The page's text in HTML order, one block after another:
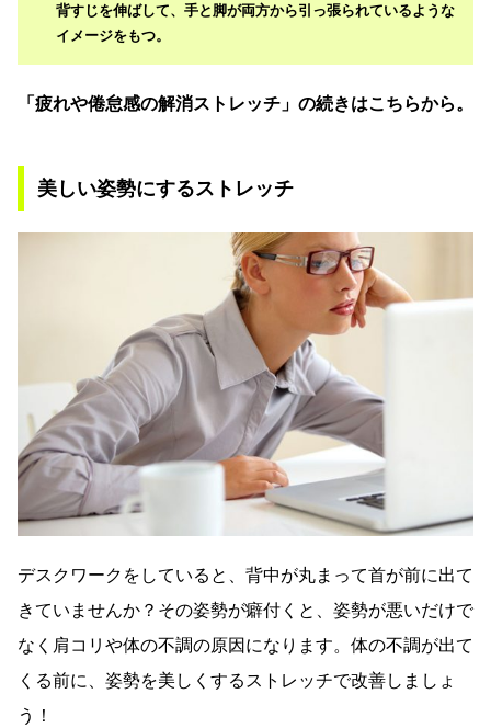
背すじを伸ばして、手と脚が両方から引っ張られているような
イメージをもつ。
「疲れや倦怠感の解消ストレッチ」の続きはこちらから。
美しい姿勢にするストレッチ
デスクワークをしていると、背中が丸まって首が前に出て
きていませんか？その姿勢が癖付くと、姿勢が悪いだけで
なく肩コリや体の不調の原因になります。体の不調が出て
くる前に、姿勢を美しくするストレッチで改善しましょ
う！